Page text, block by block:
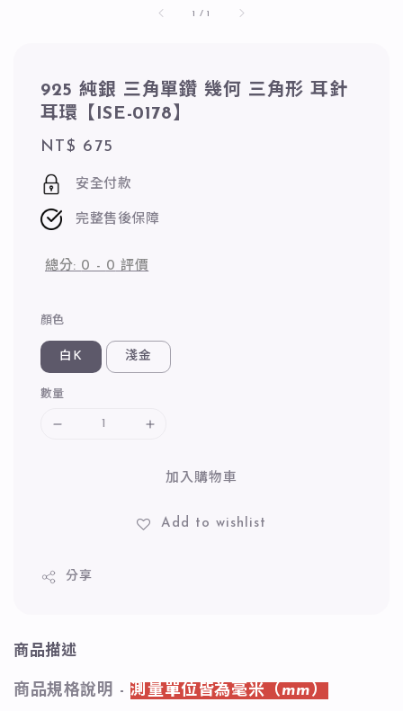
1 /1
925 純銀 三角單鑽 幾何 三角形 耳針
耳環【ISE-0178】
Regular
price
NT$ 675
安全付款
完整售後保障
總分: 0 - 0 評價
顏色
白K 淺金
數量
加入購物車
Add to wishlist
分享
商品描述
商品規格說明 -測量單位皆為毫米（mm）